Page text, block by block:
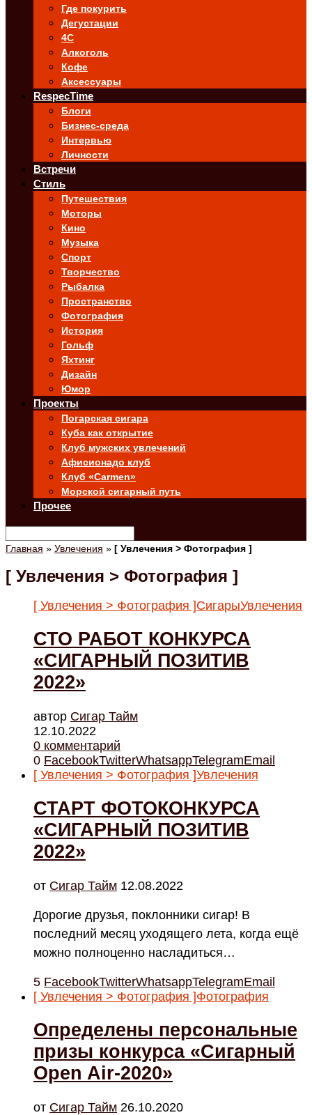
Где покурить
Дегустации
4C
Алкоголь
Кофе
Аксессуары
RespecTime
Блоги
Бизнес-среда
Интервью
Личности
Встречи
Стиль
Путешествия
Моторы
Кино
Музыка
Спорт
Творчество
Рыбалка
Пространство
Фотография
История
Гольф
Яхтинг
Дизайн
Юмор
Проекты
Погарская сигара
Куба как открытие
Клуб мужских увлечений
Афисионадо клуб
Клуб «Carmen»
Морской сигарный путь
Прочее
Главная » Увлечения » [ Увлечения > Фотография ]
[ Увлечения > Фотография ]
[ Увлечения > Фотография ]СигарыУвлечения
СТО РАБОТ КОНКУРСА
«СИГАРНЫЙ ПОЗИТИВ
2022»
автор Cигар Тайм
12.10.2022
0 комментарий
0 FacebookTwitterWhatsappTelegramEmail
[ Увлечения > Фотография ]Увлечения
СТАРТ ФОТОКОНКУРСА
«СИГАРНЫЙ ПОЗИТИВ
2022»
от Cигар Тайм 12.08.2022
Дорогие друзья, поклонники сигар! В
последний месяц уходящего лета, когда ещё
можно полноценно насладиться…
5 FacebookTwitterWhatsappTelegramEmail
[ Увлечения > Фотография ]Фотография
Определены персональные
призы конкурса «Сигарный
Open Air-2020»
от Cигар Тайм 26.10.2020